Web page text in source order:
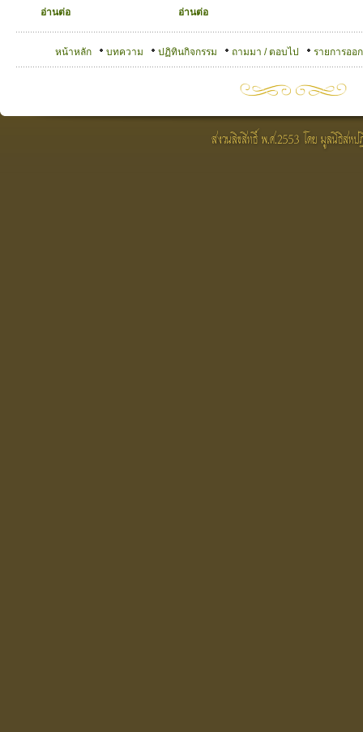
อ่านต่อ อ่านต่อ
หน้าหลัก บทความ ปฏิทินกิจกรรม ถามมา / ตอบไป รายการออ